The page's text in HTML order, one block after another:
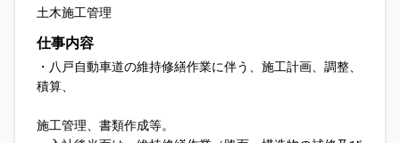
土木施工管理
仕事内容
・八戸自動車道の維持修繕作業に伴う、施工計画、調整、
積算、
施工管理、書類作成等。